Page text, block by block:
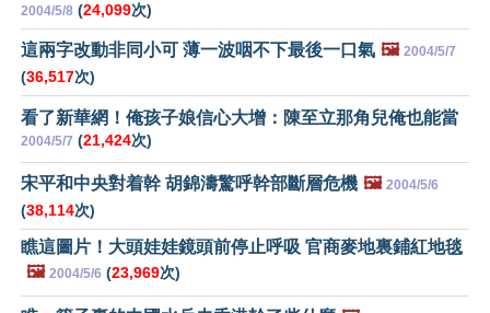
2004/5/8 (24,099次)
這兩字改動非同小可 薄一波咽不下最後一口氣 🖼️ 2004/5/7
(36,517次)
看了新華網！俺孩子娘信心大增：陳至立那角兒俺也能當
2004/5/7 (21,424次)
宋平和中央對着幹 胡錦濤驚呼幹部斷層危機 🖼️ 2004/5/6
(38,114次)
瞧這圖片！大頭娃娃鏡頭前停止呼吸 官商麥地裏鋪紅地毯
🖼️ 2004/5/6 (23,969次)